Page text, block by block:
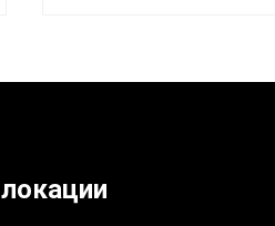
локации